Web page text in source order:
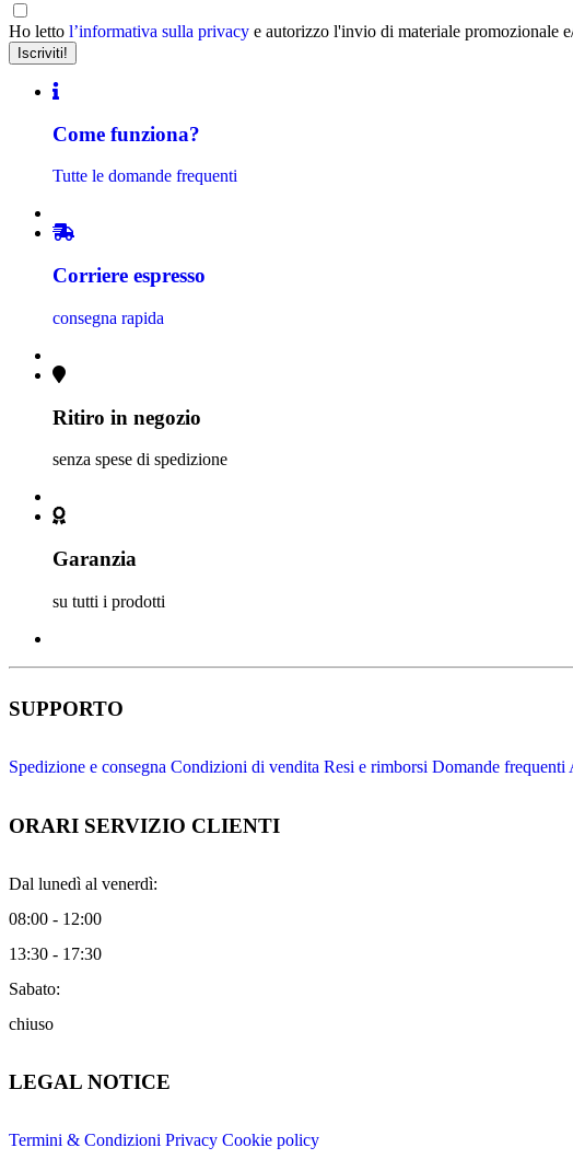
Ho letto l’informativa sulla privacy e autorizzo l'invio di materiale promozionale
Come funziona?
Tutte le domande frequenti
Corriere espresso
consegna rapida
Ritiro in negozio
senza spese di spedizione
Garanzia
su tutti i prodotti
SUPPORTO
Spedizione e consegna Condizioni di vendita Resi e rimborsi Domande frequenti
ORARI SERVIZIO CLIENTI
Dal lunedì al venerdì:
08:00 - 12:00
13:30 - 17:30
Sabato:
chiuso
LEGAL NOTICE
Termini & Condizioni Privacy Cookie policy